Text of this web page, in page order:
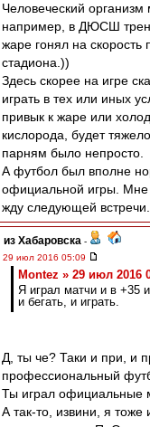
Человеческий
например, в ДЮСШ
жаре гонял на скорость
стадиона.))
Здесь скорее на игре
играть в тех или иных
привык к жаре или
кислорода, будет
парням было непросто.
А футбол был вполне
официальной игры. Мне
жду следующей
из Хабаровска -
29 июл 2016 05:09
Montez » 29 июл 2016
Я играл матчи и в +35
и бегать, и играть.
Д, ты че? Таки и при, и
профессиональный
Ты играл официальные
А так-то, извини, я